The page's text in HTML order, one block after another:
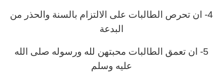
4- ان تحرص الطالبات على الالتزام بالسنة والحذر من
البدعة
5- ان تعمق الطالبات محبتهن لله ورسوله صلى الله
عليه وسلم